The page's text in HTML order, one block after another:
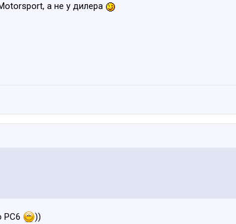
а не у дилера
РС6 ))